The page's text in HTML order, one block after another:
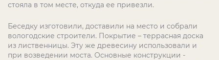
стояла в том месте, откуда ее привезли.
Беседку изготовили, доставили на место и собрали
вологодские строители. Покрытие – террасная доска
из лиственницы. Эту же древесину использовали и
при возведении моста. Основные конструкции -